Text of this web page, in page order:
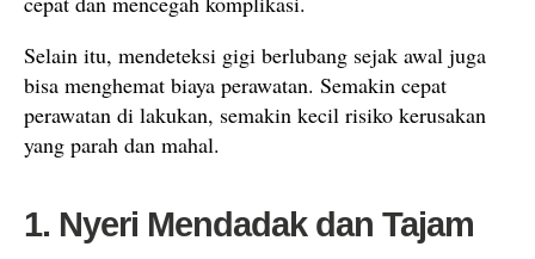
Selain itu, mendeteksi gigi berlubang sejak awal juga
bisa menghemat biaya perawatan. Semakin cepat
perawatan di lakukan, semakin kecil risiko kerusakan
yang parah dan mahal.
1. Nyeri Mendadak dan Tajam